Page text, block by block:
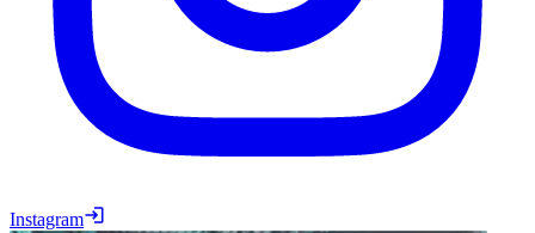
Instagram